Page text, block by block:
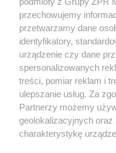
elementów
blachą lub
docinanymi płytkami.
Sprawdź: Pokrycia
rodzajach i układaniu
przechowujemy
przetwarzamy dane
identyfikatory,
urządzenie czy dane
spersonalizowanych
treści, pomiar reklam i
ulepszanie usług. Za
Partnerzy możemy
geolokalizacyjnych
charakterystykę